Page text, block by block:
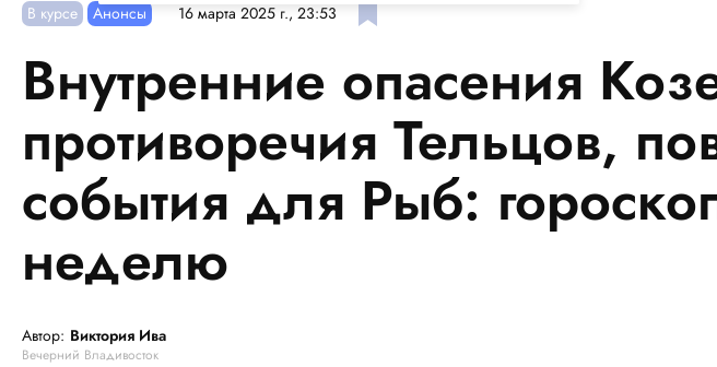
В курсе Анонсы 16 марта 2025 г., 23:53
Внутренние опасения
противоречия Тельцов,
события для Рыб:
неделю
Автор: Виктория Ива
Вечерний Владивосток